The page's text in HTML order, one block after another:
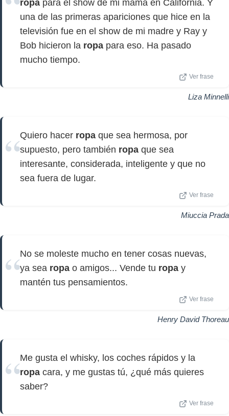
ropa para el show de mi mamá en California. Y
una de las primeras apariciones que hice en la
televisión fue en el show de mi madre y Ray y
Bob hicieron la ropa para eso. Ha pasado
mucho tiempo.
Ver frase
Liza Minnelli
Quiero hacer ropa que sea hermosa, por
supuesto, pero también ropa que sea
interesante, considerada, inteligente y que no
sea fuera de lugar.
Ver frase
Miuccia Prada
No se moleste mucho en tener cosas nuevas,
ya sea ropa o amigos... Vende tu ropa y
mantén tus pensamientos.
Ver frase
Henry David Thoreau
Me gusta el whisky, los coches rápidos y la
ropa cara, y me gustas tú, ¿qué más quieres
saber?
Ver frase